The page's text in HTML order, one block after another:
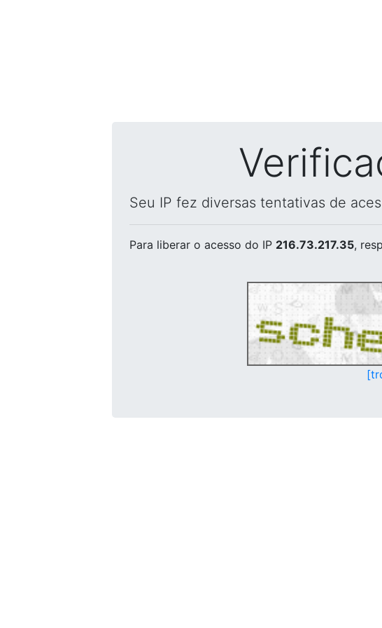
Seu IP fez diversas tentativas de
Para liberar o acesso do IP 216.73.217.35,